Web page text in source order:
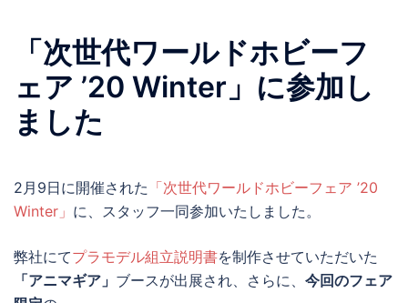
「次世代ワールドホビーフ
ェア ’20 Winter」に参加し
ました
2月9日に開催された 「次世代ワールドホビーフェア ’20
Winter」 に、スタッフ一同参加いたしました。
弊社にてプラモデル組立説明書を制作させていただいた
「アニマギア」 ブースが出展され、さらに、 今回のフェア